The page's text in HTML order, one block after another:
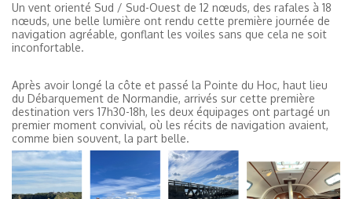
Un vent orienté Sud / Sud-Ouest de 12 nœuds, des rafales à 18
nœuds, une belle lumière ont rendu cette première journée de
navigation agréable, gonflant les voiles sans que cela ne soit
inconfortable.
Après avoir longé la côte et passé la Pointe du Hoc, haut lieu
du Débarquement de Normandie, arrivés sur cette première
destination vers 17h30-18h, les deux équipages ont partagé un
premier moment convivial, où les récits de navigation avaient,
comme bien souvent, la part belle.